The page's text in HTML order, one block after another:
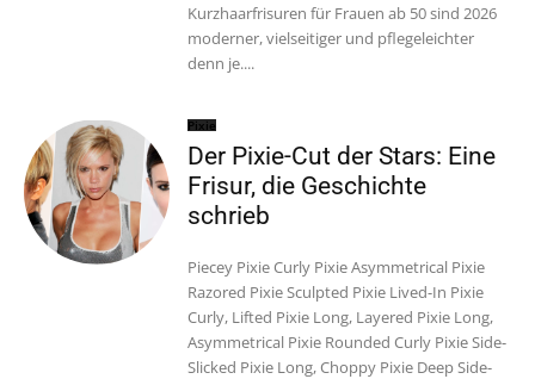
Kurzhaarfrisuren für Frauen ab 50 sind 2026
moderner, vielseitiger und pflegeleichter
denn je....
Pixie
Der Pixie-Cut der Stars: Eine
Frisur, die Geschichte
schrieb
Piecey Pixie Curly Pixie Asymmetrical Pixie
Razored Pixie Sculpted Pixie Lived-In Pixie
Curly, Lifted Pixie Long, Layered Pixie Long,
Asymmetrical Pixie Rounded Curly Pixie Side-
Slicked Pixie Long, Choppy Pixie Deep Side-